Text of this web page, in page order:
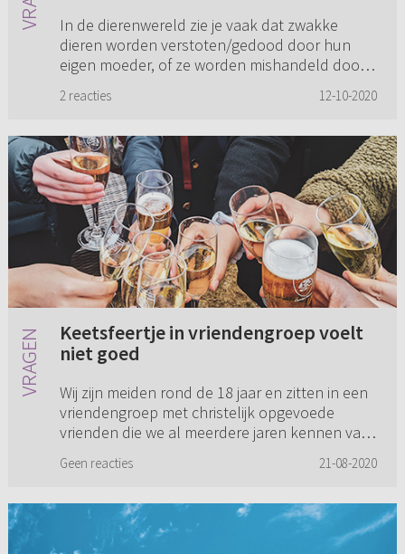
In de dierenwereld zie je vaak dat zwakke
dieren worden verstoten/gedood door hun
eigen moeder, of ze worden mishandeld door
onzichtbare handicap niet in ...
2 reacties 12-10-2020
Keetsfeertje in vriendengroep voelt
niet goed
Wij zijn meiden rond de 18 jaar en zitten in een
vriendengroep met christelijk opgevoede
vrienden die we al meerdere jaren kennen van
gedraaid en gedronken,...
Geen reacties 21-08-2020